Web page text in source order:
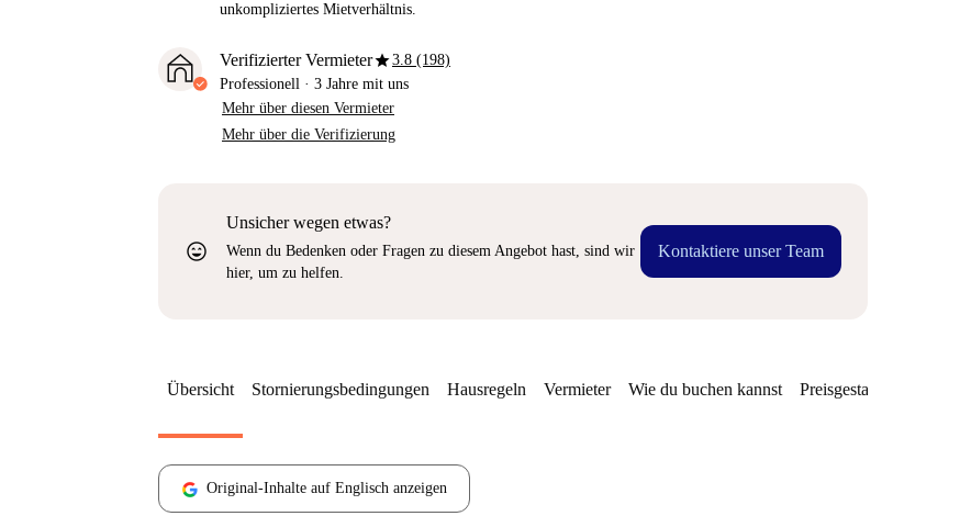
unkompliziertes Mietverhältnis.
Verifizierter Vermieterstar3.8 (198)
Professionell · 3 Jahre mit uns
Mehr über diesen Vermieter
Mehr über die Verifizierung
sentiment_very_satisfied
Unsicher wegen etwas?
Wenn du Bedenken oder Fragen zu diesem Angebot hast, sind wir
hier, um zu helfen.
Kontaktiere unser Team
Übersicht Stornierungsbedingungen Hausregeln Vermieter Wie du buchen kannst Preisgestaltung
Original-Inhalte auf Englisch anzeigen